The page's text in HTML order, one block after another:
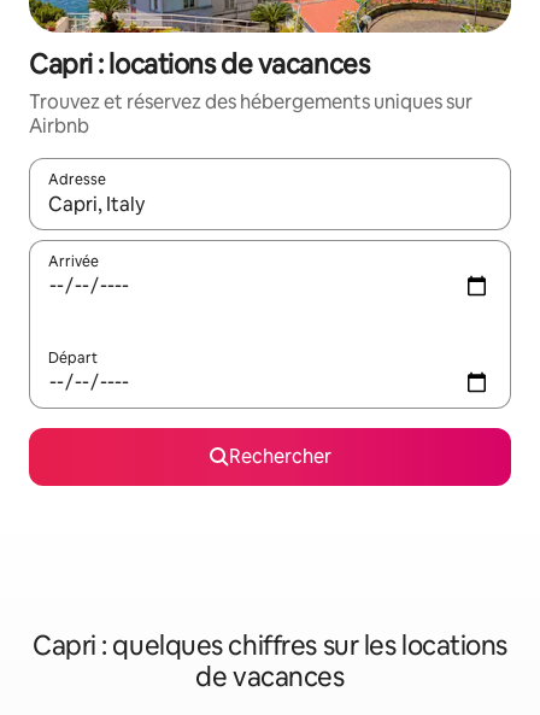
Capri : locations de vacances
Trouvez et réservez des hébergements uniques sur
Airbnb
Adresse
Lorsque les résultats s'affichent, utilisez les flèches vers le
Arrivée
Départ
Rechercher
Capri : quelques chiffres sur les locations
de vacances